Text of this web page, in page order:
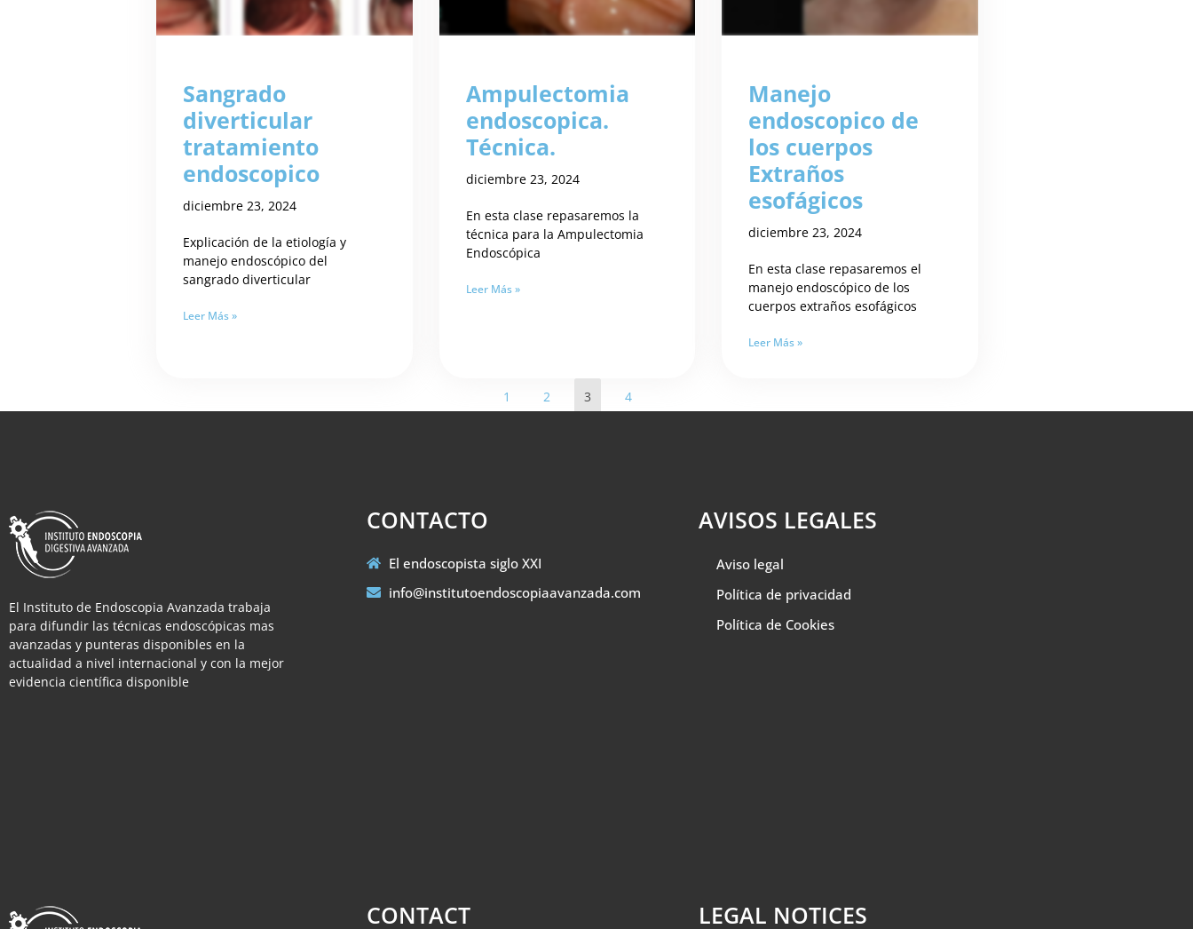
Sangrado
diverticular
tratamiento
endoscopico
diciembre 23, 2024
Explicación de la etiología y
manejo endoscópico del
sangrado diverticular
Leer Más »
Ampulectomia
endoscopica.
Técnica.
diciembre 23, 2024
En esta clase repasaremos la
técnica para la Ampulectomia
Endoscópica
Leer Más »
Manejo
endoscopico de
los cuerpos
Extraños
esofágicos
diciembre 23, 2024
En esta clase repasaremos el
manejo endoscópico de los
cuerpos extraños esofágicos
Leer Más »
1 2 3 4
El Instituto de Endoscopia Avanzada trabaja
para difundir las técnicas endoscópicas mas
avanzadas y punteras disponibles en la
actualidad a nivel internacional y con la mejor
evidencia científica disponible
CONTACTO
El endoscopista siglo XXI
info@institutoendoscopiaavanzada.com
AVISOS LEGALES
Aviso legal
Política de privacidad
Política de Cookies
CONTACT LEGAL NOTICES